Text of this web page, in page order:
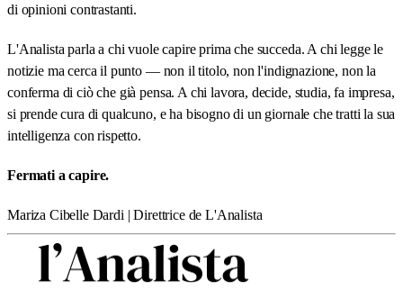
di opinioni contrastanti.
L'Analista parla a chi vuole capire prima che succeda. A chi legge le
notizie ma cerca il punto — non il titolo, non l'indignazione, non la
conferma di ciò che già pensa. A chi lavora, decide, studia, fa impresa,
si prende cura di qualcuno, e ha bisogno di un giornale che tratti la sua
intelligenza con rispetto.
Fermati a capire.
Mariza Cibelle Dardi | Direttrice de L'Analista